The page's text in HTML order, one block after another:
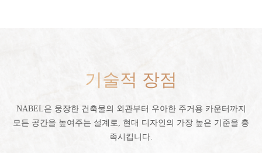
기술적 장점
NABEL은 웅장한 건축물의 외관부터 우아한 주거용 카운터까지
모든 공간을 높여주는 설계로, 현대 디자인의 가장 높은 기준을 충
족시킵니다.